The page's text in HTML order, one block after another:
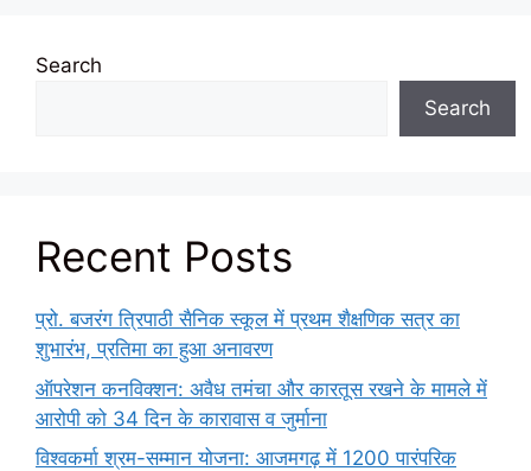
Search
Search
Recent Posts
प्रो. बजरंग त्रिपाठी सैनिक स्कूल में प्रथम शैक्षणिक सत्र का
शुभारंभ, प्रतिमा का हुआ अनावरण
ऑपरेशन कनविक्शन: अवैध तमंचा और कारतूस रखने के मामले में
आरोपी को 34 दिन के कारावास व जुर्माना
विश्वकर्मा श्रम-सम्मान योजना: आजमगढ़ में 1200 पारंपरिक